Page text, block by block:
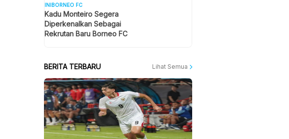
INIBORNEO FC
Kadu Monteiro Segera
Diperkenalkan Sebagai
Rekrutan Baru Borneo FC
BERITA TERBARU Lihat Semua